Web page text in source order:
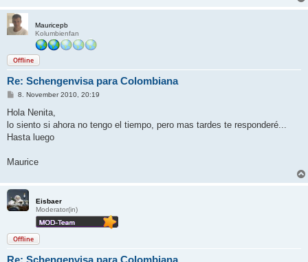
Mauricepb
Kolumbienfan
Offline
Re: Schengenvisa para Colombiana
B
i
r
a
8. November 2010, 20:19
Hola Nenita,
lo siento si ahora no tengo el tiempo, pero mas tardes te responderé...
Hasta luego
Maurice
Eisbaer
Moderator(in)
Offline
Re: Schengenvisa para Colombiana